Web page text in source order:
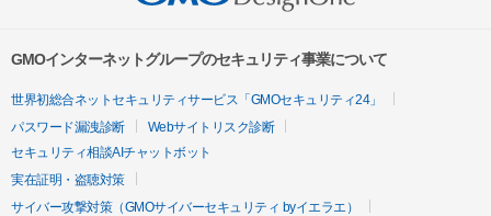
GMOインターネットグループのセキュリティ事業について
世界初総合ネットセキュリティサービス「GMOセキュリティ24」
パスワード漏洩診断
Webサイトリスク診断
セキュリティ相談AIチャットボット
実在証明・盗聴対策
サイバー攻撃対策（GMOサイバーセキュリティ byイエラエ）